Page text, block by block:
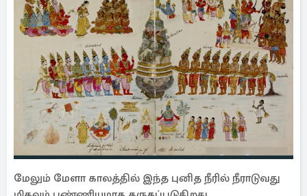
மேலும் மேளா காலத்தில் இந்த புனித நீரில் நீராடுவது